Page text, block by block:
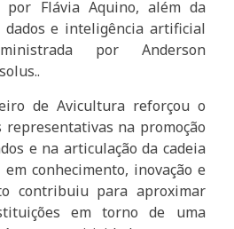
por Flávia Aquino, além da
dados e inteligência artificial
por Anderson
de Avicultura reforçou o
representativas na promoção
e na articulação da cadeia
conhecimento, inovação e
contribuiu para aproximar
em torno de uma